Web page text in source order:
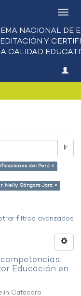
Ir
del Perú ×
Nelly Góngora Jara ×
filtros avanzados
Educación en
Catacora